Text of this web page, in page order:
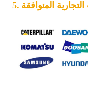
التجارية المتوافقة